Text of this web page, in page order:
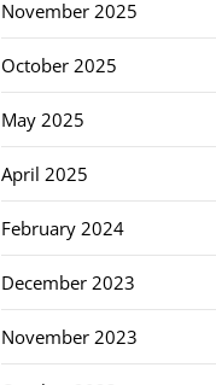
November 2025
October 2025
May 2025
April 2025
February 2024
December 2023
November 2023